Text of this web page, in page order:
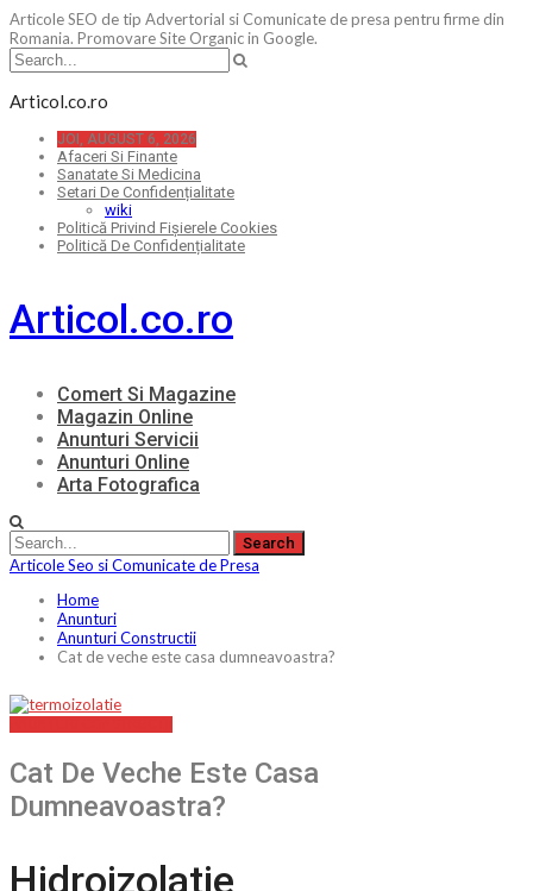
Articole SEO de tip Advertorial si Comunicate de presa pentru firme din
Romania. Promovare Site Organic in Google.
Articol.co.ro
JOI, AUGUST 6, 2026
Afaceri Si Finante
Sanatate Si Medicina
Setari De Confidențialitate
wiki
Politică Privind Fișierele Cookies
Politică De Confidențialitate
Articol.co.ro
Comert Si Magazine
Magazin Online
Anunturi Servicii
Anunturi Online
Arta Fotografica
Articole Seo si Comunicate de Presa
Home
Anunturi
Anunturi Constructii
Cat de veche este casa dumneavoastra?
Cat De Veche Este Casa
Dumneavoastra?
Hidroizolatie